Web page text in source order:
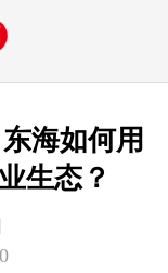
海如何用
生态？